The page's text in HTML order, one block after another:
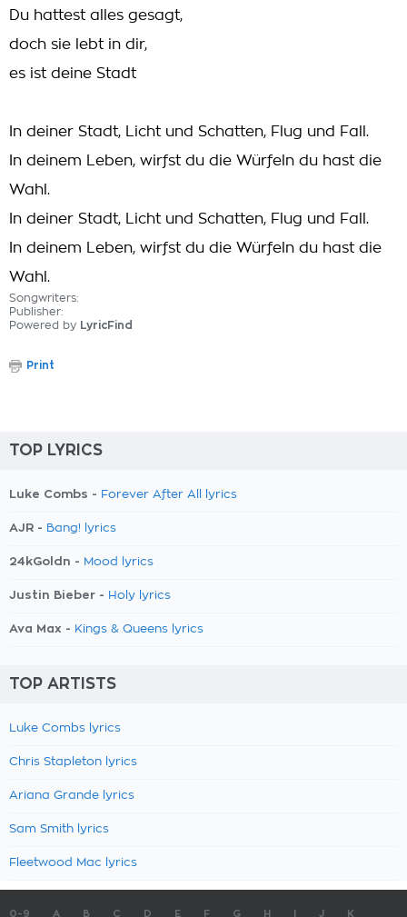
Du hattest alles gesagt,
doch sie lebt in dir,
es ist deine Stadt
In deiner Stadt, Licht und Schatten, Flug und Fall.
In deinem Leben, wirfst du die Würfeln du hast die
Wahl.
In deiner Stadt, Licht und Schatten, Flug und Fall.
In deinem Leben, wirfst du die Würfeln du hast die
Wahl.
Songwriters:
Publisher:
Powered by LyricFind
Print
TOP LYRICS
Luke Combs - Forever After All lyrics
AJR - Bang! lyrics
24kGoldn - Mood lyrics
Justin Bieber - Holy lyrics
Ava Max - Kings & Queens lyrics
TOP ARTISTS
Luke Combs lyrics
Chris Stapleton lyrics
Ariana Grande lyrics
Sam Smith lyrics
Fleetwood Mac lyrics
0-9 A B C D E F G H J K